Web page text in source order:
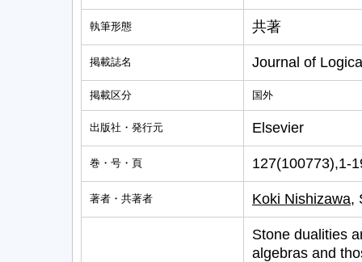
執筆形態 共著
掲載誌名 Journal of
掲載区分 国外
出版社・発行元 Elsevier
巻・号・頁 127(100773),1-
著者・共著者 Koki Nishizawa,
Stone dualities
algebras and